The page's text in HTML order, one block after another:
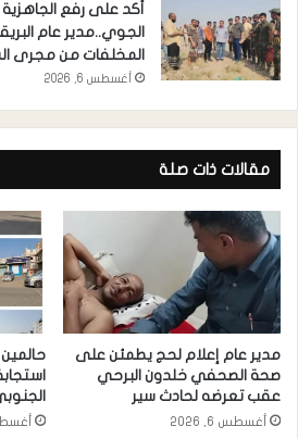
أكد على رفع
الجوي..مدير عام
المخلفات من مجرى
أغسطس 6, 2026
مقالات ذات صلة
مدير عام إعلام لحج يطمئن على
صحة الصحفي خلدون البرحي
عقب تعرضه لحادث سير
أغسطس 6, 2026 أغسطس